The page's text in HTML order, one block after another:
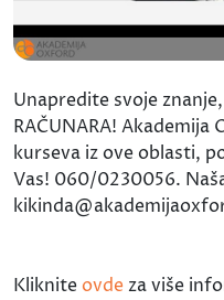
Unapredite svoje
RAČUNARA!
kurseva iz ove oblasti,
Vas! 060/0230056.
Kliknite ovde za više